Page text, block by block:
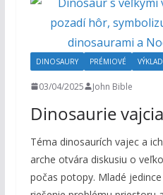
DINOSAURY PRÉMIOVÉ
03/04/2025 John Bible
Dinosaurie
Téma dinosaurích vajec a
arche otvára diskusiu o
počas potopy. Mladé